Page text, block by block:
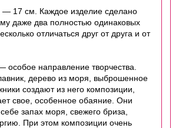
— 17 см. Каждое изделие сделано
даже два полностью одинаковых
отличаться друг от друга и от
особое направление творчества.
дерево из моря, выброшенное
создают из него композиции,
свое, особенное обаяние. Они
запах моря, свежего бриза,
При этом композиции очень